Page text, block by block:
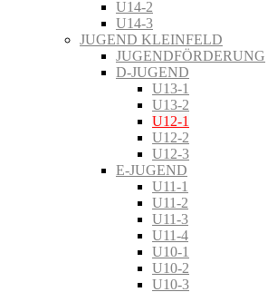
U14-2
U14-3
JUGEND KLEINFELD
JUGENDFÖRDERUNG
D-JUGEND
U13-1
U13-2
U12-1
U12-2
U12-3
E-JUGEND
U11-1
U11-2
U11-3
U11-4
U10-1
U10-2
U10-3